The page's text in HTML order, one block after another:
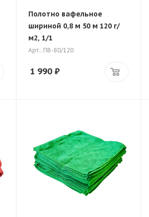
Полотно вафельное
шириной 0,8 м 50 м 120 г/
м2, 1/1
Арт.: ПВ-80/120
1 990₽